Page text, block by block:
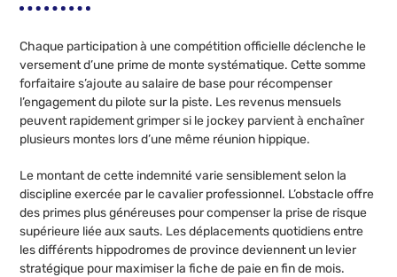
Chaque participation à une compétition officielle déclenche le
versement d’une prime de monte systématique. Cette somme
forfaitaire s’ajoute au salaire de base pour récompenser
l’engagement du pilote sur la piste. Les revenus mensuels
peuvent rapidement grimper si le jockey parvient à enchaîner
plusieurs montes lors d’une même réunion hippique.
Le montant de cette indemnité varie sensiblement selon la
discipline exercée par le cavalier professionnel. L’obstacle offre
des primes plus généreuses pour compenser la prise de risque
supérieure liée aux sauts. Les déplacements quotidiens entre
les différents hippodromes de province deviennent un levier
stratégique pour maximiser la fiche de paie en fin de mois.